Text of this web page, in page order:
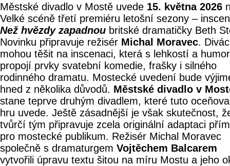
Městské divadlo v Mostě uvede 15. května 2026
Velké scéně třetí premiéru letošní sezony –
Než hvězdy zapadnou britské dramatičky Beth
Novinku připravuje režisér Michal Moravec.
mohou těšit na inscenaci, která s lehkostí a
propojí prvky svatební komedie, frašky i silného
rodinného dramatu. Mostecké uvedení bude
hned z několika důvodů. Městské divadlo v
stane teprve druhým divadlem, které tuto
hru uvede. Ještě zásadnější je však skutečnost,
tvůrčí tým připravuje zcela originální adaptaci
pro mostecké publikum. Režisér Michal Moravec
společně s dramaturgem Vojtěchem Balcarem
vytvořili úpravu textu šitou na míru Mostu a jeho